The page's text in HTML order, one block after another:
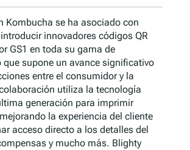
Kombucha se ha asociado con
innovadores códigos QR
GS1 en toda su gama de
que supone un avance significativo
entre el consumidor y la
utiliza la tecnología
generación para imprimir
la experiencia del cliente
acceso directo a los detalles del
y mucho más. Blighty